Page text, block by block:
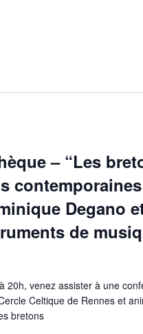
– “Les
Degano
de
20h, venez assister à une
Celtique de Rennes et
bretons